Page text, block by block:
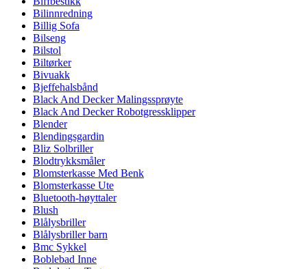
Bilinnredning
Billig Sofa
Bilseng
Bilstol
Biltørker
Bivuakk
Bjeffehalsbånd
Black And Decker Malingssprøyte
Black And Decker Robotgressklipper
Blender
Blendingsgardin
Bliz Solbriller
Blodtrykksmåler
Blomsterkasse Med Benk
Blomsterkasse Ute
Bluetooth-høyttaler
Blush
Blålysbriller
Blålysbriller barn
Bmc Sykkel
Boblebad Inne